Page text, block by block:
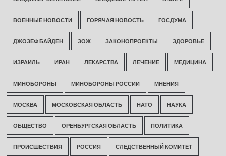
ВОЕННЫЕ НОВОСТИ ГОРЯЧАЯ НОВОСТЬ ГОСДУМА
ДЖОЗЕФ БАЙДЕН ЗОЖ ЗАКОНОПРОЕКТЫ ЗДОРОВЬЕ
ИЗРАИЛЬ ИРАН ЛЕКАРСТВА ЛЕЧЕНИЕ МЕДИЦИНА
МИНОБОРОНЫ МИНОБОРОНЫ РОССИИ МНЕНИЯ
МОСКВА МОСКОВСКАЯ ОБЛАСТЬ НАТО НАУКА
ОБЩЕСТВО ОРЕНБУРГСКАЯ ОБЛАСТЬ ПОЛИТИКА
ПРОИСШЕСТВИЯ РОССИЯ СЛЕДСТВЕННЫЙ КОМИТЕТ